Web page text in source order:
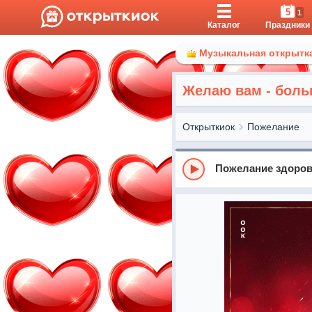
Каталог
5 1
Праздники
Музыкальная
Желаю вам -
Открыткиок Пожелание
Пожелание